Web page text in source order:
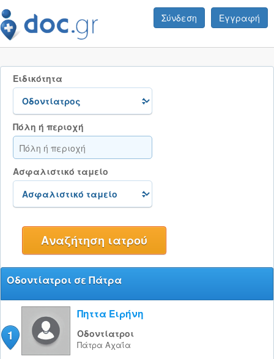
Σύνδεση Εγγραφή
Ειδικότητα
Πόλη ή περιοχή
Ασφαλιστικό ταμείο
Οδοντίατροι σε Πάτρα
1
Πηττα Ειρήνη
Οδοντίατροι
Πάτρα Αχαΐα